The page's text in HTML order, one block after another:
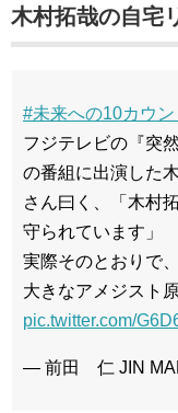
木村拓哉の自宅
#未来への10カウン
フジテレビの『突
の番組に出演した
さん曰く、「木村
守られています」
実際そのとおりで
大きなアメジスト
pic.twitter.com/
— 前田 仁 JIN